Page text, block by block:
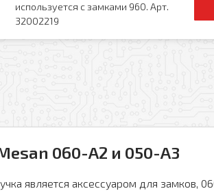
060-A2 и 050-A3
является аксессуаром для замков,
используется с замками 960. Арт.
32002219
к заказу